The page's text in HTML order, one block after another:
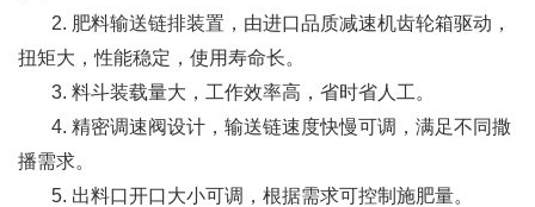
2. 肥料输送链排装置，由进口品质减速机齿轮箱驱动，
扭矩大，性能稳定，使用寿命长。
3. 料斗装载量大，工作效率高，省时省人工。
4. 精密调速阀设计，输送链速度快慢可调，满足不同撒
播需求。
5. 出料口开口大小可调，根据需求可控制施肥量。